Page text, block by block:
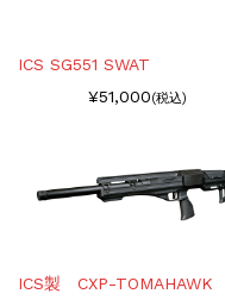
ICS SG551 SWAT
¥51,000(税込)
ICS製 CXP-TOMAHAWK